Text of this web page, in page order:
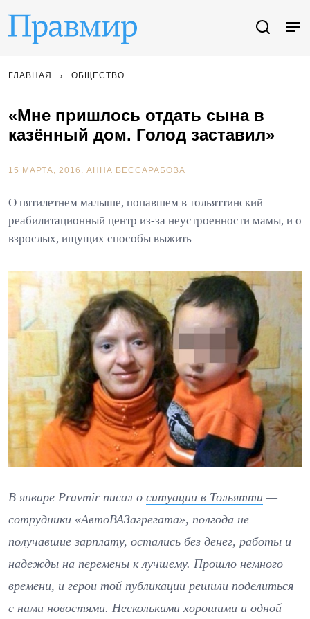
ГЛАВНАЯ ОБЩЕСТВО
«Мне пришлось отдать сына в
казённый дом. Голод заставил»
15 МАРТА, 2016. АННА БЕССАРАБОВА
О пятилетнем малыше, попавшем в тольяттинский
реабилитационный центр из-за неустроенности мамы, и о
взрослых, ищущих способы выжить
В январе Pravmir писал о ситуации в Тольятти —
сотрудники «АвтоВАЗагрегата», полгода не
получавшие зарплату, остались без денег, работы и
надежды на перемены к лучшему. Прошло немного
времени, и герои той публикации решили поделиться
с нами новостями. Несколькими хорошими и одной